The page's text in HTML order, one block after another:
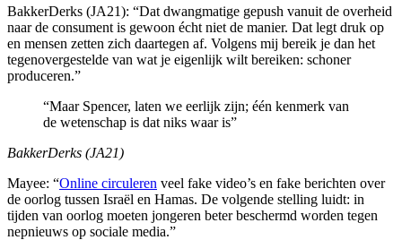
BakkerDerks (JA21): “Dat dwangmatige gepush vanuit de overheid
naar de consument is gewoon écht niet de manier. Dat legt druk op
en mensen zetten zich daartegen af. Volgens mij bereik je dan het
tegenovergestelde van wat je eigenlijk wilt bereiken: schoner
produceren.”
“Maar Spencer, laten we eerlijk zijn; één kenmerk van
de wetenschap is dat niks waar is”
BakkerDerks (JA21)
Mayee: “Online circuleren veel fake video’s en fake berichten over
de oorlog tussen Israël en Hamas. De volgende stelling luidt: in
tijden van oorlog moeten jongeren beter beschermd worden tegen
nepnieuws op sociale media.”